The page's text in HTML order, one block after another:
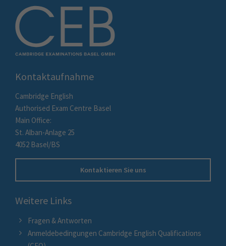
Kontaktaufnahme
Cambridge English
Authorised Exam Centre Basel
Main Office:
St. Alban-Anlage 25
4052 Basel/BS
Kontaktieren Sie uns
Weitere Links
Fragen & Antworten
Anmeldebedingungen Cambridge English Qualifications